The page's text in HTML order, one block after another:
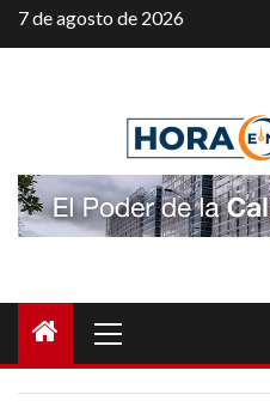
Saltar
al
7 de agosto de 2026
principal